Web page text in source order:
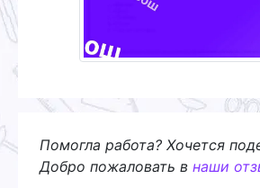
Помогла работа? Хочется
Добро пожаловать в наши